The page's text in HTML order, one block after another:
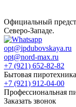
Официальный
Северо-Западе.
opt@ipdubovskaya.ru
opt@nord-max.ru
+7 (921) 652-82-82
Бытовая пиротехника
+7 (921) 912-04-00
Профессиональная
Заказать звонок